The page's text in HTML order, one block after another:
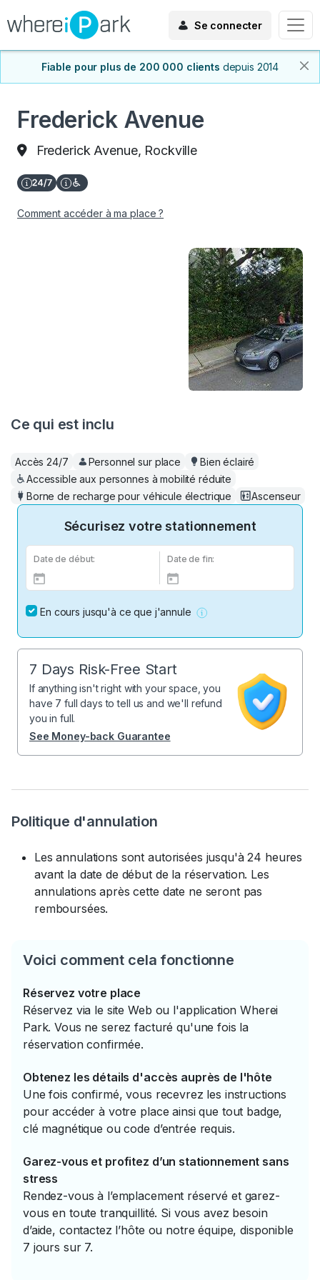
Se connecter
Fiable pour plus de 200 000 clients depuis 2014
Frederick Avenue
Frederick Avenue, Rockville
Comment accéder à ma place ?
Politique d'annulation
Les annulations sont autorisées jusqu'à 24 heures
avant la date de début de la réservation. Les
annulations après cette date ne seront pas
remboursées.
Voici comment cela fonctionne
Réservez votre place
Réservez via le site Web ou l'application Wherei
Park. Vous ne serez facturé qu'une fois la
réservation confirmée.
Obtenez les détails d'accès auprès de l'hôte
Une fois confirmé, vous recevrez les instructions
pour accéder à votre place ainsi que tout badge,
clé magnétique ou code d’entrée requis.
Garez-vous et profitez d’un stationnement sans
stress
Rendez-vous à l’emplacement réservé et garez-
vous en toute tranquillité. Si vous avez besoin
d’aide, contactez l’hôte ou notre équipe, disponible
7 jours sur 7.
Ce qui est inclu
Accès 24/7 Personnel sur place
Bien éclairé
Accessible aux personnes à mobilité réduite
Borne de recharge pour véhicule électrique
Ascenseur
Sécurisez votre stationnement
Date de début: Date de fin:
En cours jusqu'à ce que j'annule
7 Days Risk-Free Start
If anything isn't right with your space, you
have 7 full days to tell us and we'll refund
you in full.
See Money-back Guarantee